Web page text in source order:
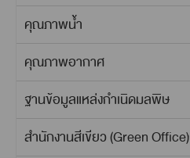
คุณภาพน้ำ
คุณภาพอากาศ
ฐานข้อมูลแหล่งกำเนิดมลพิษ
สำนักงานสีเขียว (Green Office)